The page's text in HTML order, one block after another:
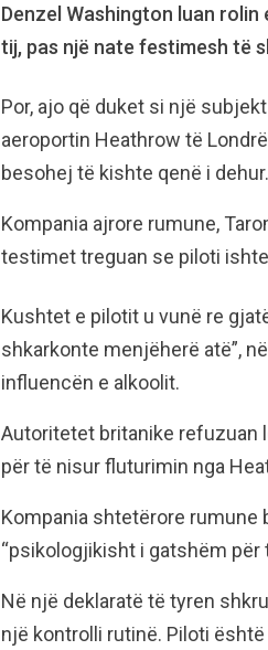
Denzel Washington luan
tij, pas një nate festimesh të
Por, ajo që duket si një
aeroportin Heathrow të
besohej të kishte qenë i dehur.
Kompania ajrore rumune,
testimet treguan se piloti
Kushtet e pilotit u vunë re
shkarkonte menjëherë atë”,
influencën e alkoolit.
Autoritetet britanike refuzuan
për të nisur fluturimin nga
Kompania shtetërore rumune
“psikologjikisht i gatshëm për
Në një deklaratë të tyren
një kontrolli rutinë. Piloti